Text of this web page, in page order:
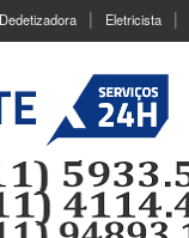
Dedetizadora Eletricista